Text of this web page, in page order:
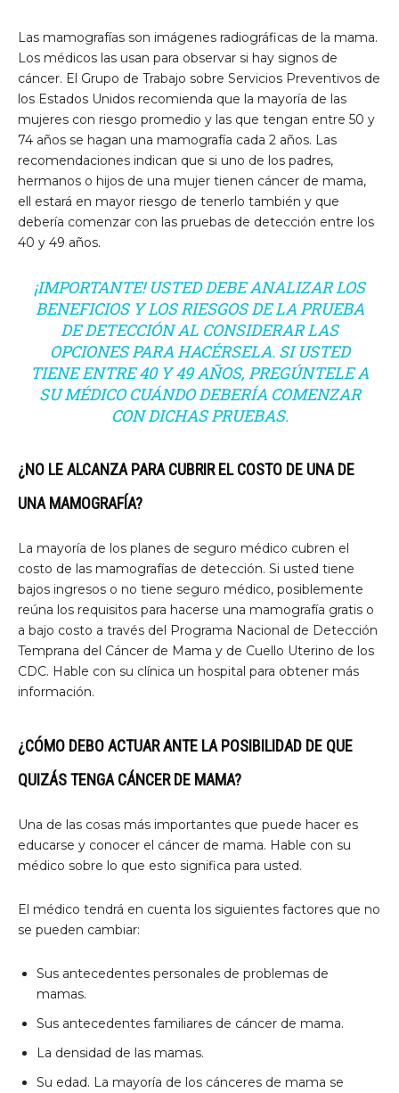
Las mamografías son imágenes radiográficas de la mama.
Los médicos las usan para observar si hay signos de
cáncer. El Grupo de Trabajo sobre Servicios Preventivos de
los Estados Unidos recomienda que la mayoría de las
mujeres con riesgo promedio y las que tengan entre 50 y
74 años se hagan una mamografía cada 2 años. Las
recomendaciones indican que si uno de los padres,
hermanos o hijos de una mujer tienen cáncer de mama,
ell estará en mayor riesgo de tenerlo también y que
debería comenzar con las pruebas de detección entre los
40 y 49 años.
¡IMPORTANTE! USTED DEBE ANALIZAR LOS
BENEFICIOS Y LOS RIESGOS DE LA PRUEBA
DE DETECCIÓN AL CONSIDERAR LAS
OPCIONES PARA HACÉRSELA. SI USTED
TIENE ENTRE 40 Y 49 AÑOS, PREGÚNTELE A
SU MÉDICO CUÁNDO DEBERÍA COMENZAR
CON DICHAS PRUEBAS.
¿NO LE ALCANZA PARA CUBRIR EL COSTO DE UNA DE
UNA MAMOGRAFÍA?
La mayoría de los planes de seguro médico cubren el
costo de las mamografías de detección. Si usted tiene
bajos ingresos o no tiene seguro médico, posiblemente
reúna los requisitos para hacerse una mamografía gratis o
a bajo costo a través del Programa Nacional de Detección
Temprana del Cáncer de Mama y de Cuello Uterino de los
CDC. Hable con su clínica un hospital para obtener más
información.
¿CÓMO DEBO ACTUAR ANTE LA POSIBILIDAD DE QUE
QUIZÁS TENGA CÁNCER DE MAMA?
Una de las cosas más importantes que puede hacer es
educarse y conocer el cáncer de mama. Hable con su
médico sobre lo que esto significa para usted.
El médico tendrá en cuenta los siguientes factores que no
se pueden cambiar:
Sus antecedentes personales de problemas de
mamas.
Sus antecedentes familiares de cáncer de mama.
La densidad de las mamas.
Su edad. La mayoría de los cánceres de mama se